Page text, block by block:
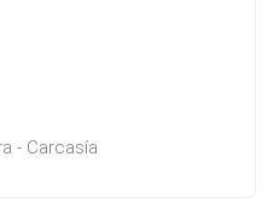
- Carcasía